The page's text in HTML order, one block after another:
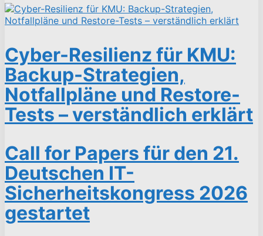
Cyber-Resilienz für KMU:
Backup-Strategien,
Notfallpläne und Restore-
Tests – verständlich erklärt
Call for Papers für den 21.
Deutschen IT-
Sicherheitskongress 2026
gestartet